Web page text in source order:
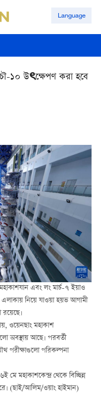
Language
১০ উৎক্ষেপণ করা হবে
এবং লং মার্চ-৭ ইয়াও
এলাকায় নিয়ে যাওয়া হয়ভ আগামী
ওয়েনছাং মহাকাশ
অবস্থায় আছে। পরবর্তী
পরীক্ষাগুলো পরিকল্পনা
মহাকাশকেন্দ্র থেকে বিচ্ছিন্ন
(ছাই/আলিম/ওয়াং হাইমান)